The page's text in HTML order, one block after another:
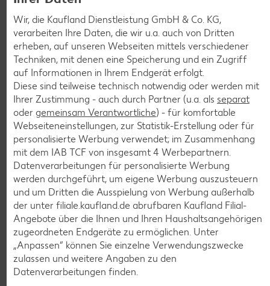
SCHWARZWALDMILCH
Bioland frische Vollmilch,
3,8 % Fett
nur
1.59
nur
1.29
K-TAKE IT VEGGIE
Veganer Cocogurt vegan,
Weitere Angebote anzeigen
Wir, die Kaufland Dienstleistung GmbH & Co. KG,
verarbeiten Ihre Daten, die wir u.a. auch von Dritten
erheben, auf unseren Webseiten mittels verschiedener
Techniken, mit denen eine Speicherung und ein Zugriff
auf Informationen in Ihrem Endgerät erfolgt.
Diese sind teilweise technisch notwendig oder werden mit
Ihrer Zustimmung - auch durch Partner (u.a. als separat
oder gemeinsam Verantwortliche) - für komfortable
Webseiteneinstellungen, zur Statistik-Erstellung oder für
personalisierte Werbung verwendet; im Zusammenhang
mit dem IAB TCF von insgesamt 4 Werbepartnern.
Datenverarbeitungen für personalisierte Werbung
werden durchgeführt, um eigene Werbung auszusteuern
und um Dritten die Ausspielung von Werbung außerhalb
der unter filiale.kaufland.de abrufbaren Kaufland Filial-
Angebote über die Ihnen und Ihren Haushaltsangehörigen
zugeordneten Endgeräte zu ermöglichen. Unter
„Anpassen“ können Sie einzelne Verwendungszwecke
zulassen und weitere Angaben zu den
Datenverarbeitungen finden.